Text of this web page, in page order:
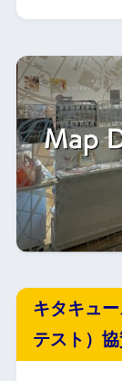
キタキュ
テスト）